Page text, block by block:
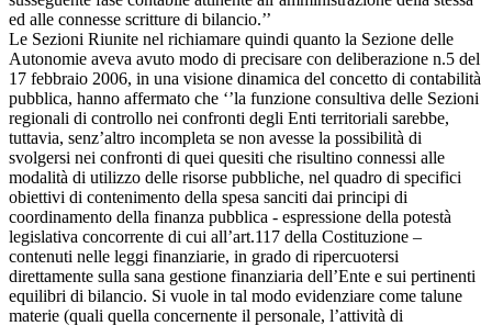
ed alle connesse scritture di bilancio.’’
Le Sezioni Riunite nel richiamare quindi quanto la Sezione delle
Autonomie aveva avuto modo di precisare con deliberazione n.5 del
17 febbraio 2006, in una visione dinamica del concetto di contabilità
pubblica, hanno affermato che ‘’la funzione consultiva delle Sezioni
regionali di controllo nei confronti degli Enti territoriali sarebbe,
tuttavia, senz’altro incompleta se non avesse la possibilità di
svolgersi nei confronti di quei quesiti che risultino connessi alle
modalità di utilizzo delle risorse pubbliche, nel quadro di specifici
obiettivi di contenimento della spesa sanciti dai principi di
coordinamento della finanza pubblica - espressione della potestà
legislativa concorrente di cui all’art.117 della Costituzione –
contenuti nelle leggi finanziarie, in grado di ripercuotersi
direttamente sulla sana gestione finanziaria dell’Ente e sui pertinenti
equilibri di bilancio. Si vuole in tal modo evidenziare come talune
materie (quali quella concernente il personale, l’attività di